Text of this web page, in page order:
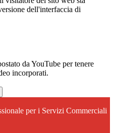
dell'interfaccia di
da YouTube per tenere
incorporati.
per i Servizi Commerciali